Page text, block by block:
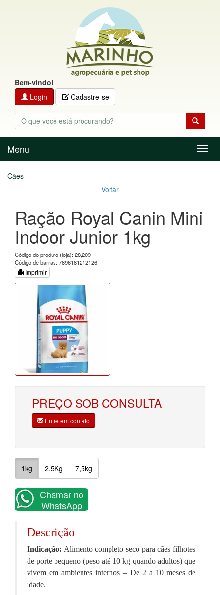
Bem-vindo!
Login
Cadastre-se
Menu
Menu
Cães
Voltar
Ração Royal Canin Mini
Indoor Junior 1kg
Código do produto (loja): 28,209
Código de barras: 7896181212126
Imprimir
PREÇO SOB CONSULTA
Entre em contato
1kg 2,5Kg 7,5kg
Chamar no
WhatsApp
Descrição
Indicação: Alimento completo seco para cães filhotes
de porte pequeno (peso até 10 kg quando adultos) que
vivem em ambientes internos – De 2 a 10 meses de
idade.